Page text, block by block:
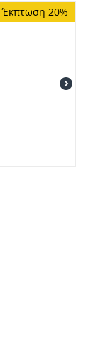
Έκπτωση 20%